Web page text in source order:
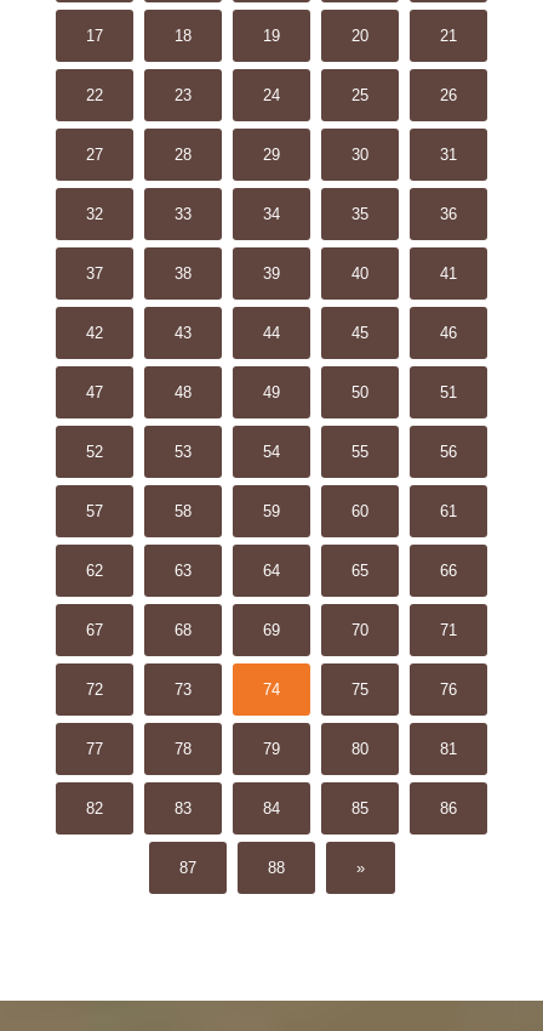
17 18 19 20 21
22 23 24 25 26
27 28 29 30 31
32 33 34 35 36
37 38 39 40 41
42 43 44 45 46
47 48 49 50 51
52 53 54 55 56
57 58 59 60 61
62 63 64 65 66
67 68 69 70 71
72 73 74 75 76
77 78 79 80 81
82 83 84 85 86
87 88 »